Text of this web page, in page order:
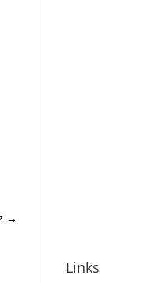
→
Links